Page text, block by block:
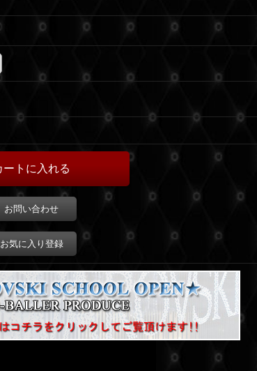
お問い合わせ
お気に入り登録